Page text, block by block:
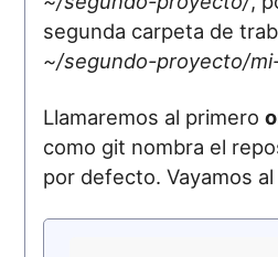
segunda carpeta de
~/segundo-proyecto/
Llamaremos al primero
como git nombra el
por defecto. Vayamos